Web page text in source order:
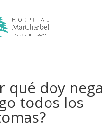
qué doy
todos los